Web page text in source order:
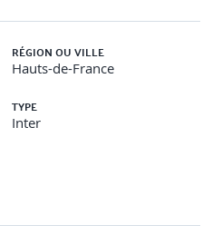
autonomie, évolution
de récompense
sécurité IA
reinforcement learning
d’algorithmes, overfitting /
RÉGION OU VILLE
Hauts-de-France
TYPE
Inter